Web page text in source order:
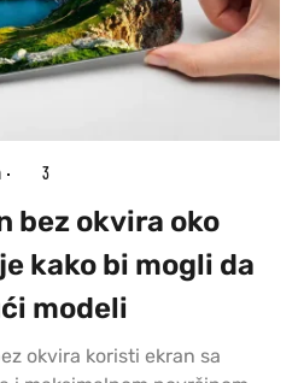
3
bez okvira oko
kako bi mogli da
modeli
okvira koristi ekran sa